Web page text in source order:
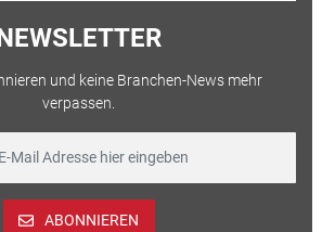
und keine Branchen-News mehr
verpassen.
ABONNIEREN